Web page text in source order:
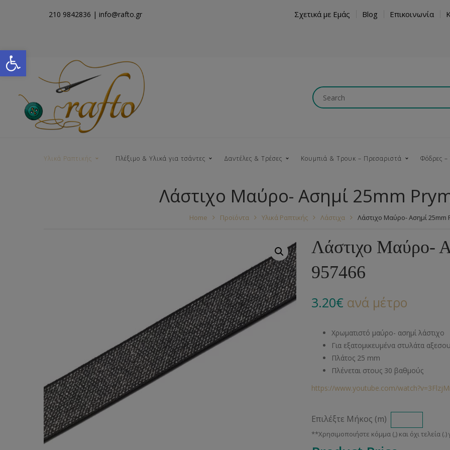
Open toolbar
210 9842836 | info@rafto.gr Σχετικά με Εμάς Blog Επικοινωνία
Υλικά Ραπτικής Πλέξιμο & Υλικά για τσάντες
Νήματα για Τσάντες Κουμπώματα
Μεταλλικά Εξαρτήματα
Διάφορα Υλικά
Νήματα
Αξεσουάρ
Δαντέλες & Τρέσες
Βαμβακερές
Κιπούρ
Πολυέστερ
Ελαστικές
Κρόσια
Φυτίλια- Κορδόνια
Διάφορες Τρέσες
Κουμπιά & Τρουκ – Πρεσαριστά
Ξύλινα
Πουκαμίσου
Στρας
Μεταλλικά
Άλλα Υλικά
Φόδρες
Λάστιχο Μαύρο- Ασημί 25mm
Home Προϊόντα Υλικά Ραπτικής Λάστιχα Λάστιχο Μαύρο- Ασημί 25mm
Λάστιχο Μαύρο-
957466
3.20€ ανά μέτρο
Χρωματιστό μαύρο- ασημί λάστιχο
Για εξατομικευμένα στυλάτα
Πλάτος 25 mm
Πλένεται στους 30 βαθμούς
https://www.youtube.com/
Επιλέξτε Μήκος (m)